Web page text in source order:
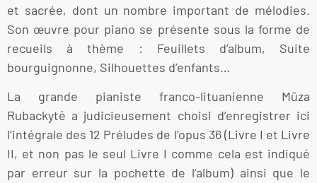
et sacrée, dont un nombre important de mélodies.
Son œuvre pour piano se présente sous la forme de
recueils à thème : Feuillets d’album, Suite
bourguignonne, Silhouettes d’enfants…
La grande pianiste franco-lituanienne Mūza
Rubackytė a judicieusement choisi d’enregistrer ici
l’intégrale des 12 Préludes de l’opus 36 (Livre I et Livre
II, et non pas le seul Livre I comme cela est indiqué
par erreur sur la pochette de l’album) ainsi que le